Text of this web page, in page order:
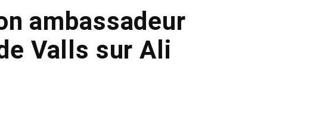
ambassadeur
Valls sur Ali